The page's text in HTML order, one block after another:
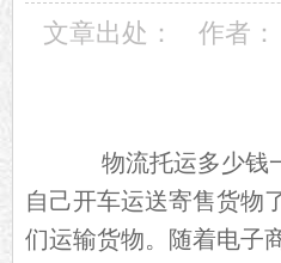
文章出处： 作者：
物流托运多少钱一
自己开车运送寄售货物
们运输货物。随着电子